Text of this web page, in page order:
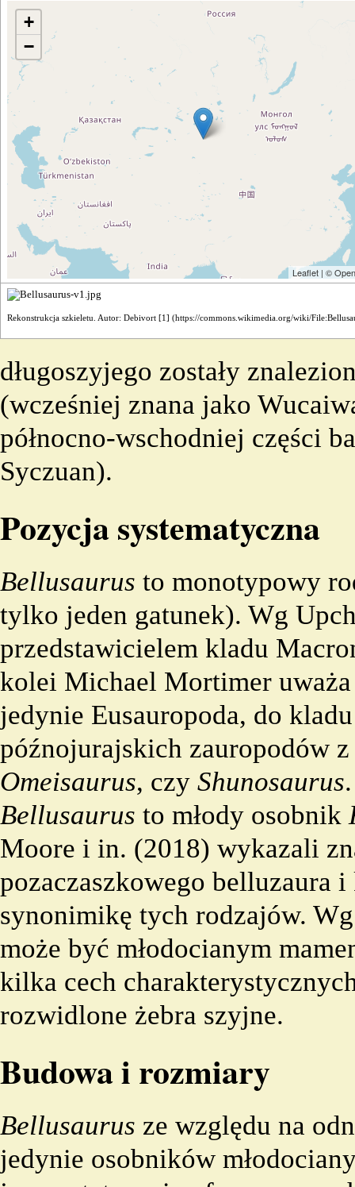
Wczytywanie mapy…
+
−
Leaflet | ©
Rekonstrukcja szkieletu. Autor: Debivort [1]
długoszyjego zostały
(wcześniej znana jako
północno-wschodniej części
Syczuan).
Pozycja systematyczna
Bellusaurus to monotypowy
tylko jeden gatunek). Wg
przedstawicielem kladu
kolei Michael Mortimer
jedynie Eusauropoda, do kladu
późnojurajskich zauropodów
Omeisaurus, czy Shunosaurus
Bellusaurus to młody osobnik
Moore i in. (2018) wykazali
pozaczaszkowego belluzaura
synonimikę tych rodzajów.
może być młodocianym
kilka cech
rozwidlone żebra szyjne.
Budowa i rozmiary
Bellusaurus ze względu na
jedynie osobników